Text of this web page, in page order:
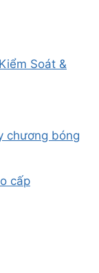
Soát &
chương bóng
cấp